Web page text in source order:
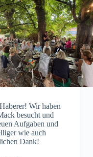
Wir haben
besucht und
Aufgaben und
wie auch
Dank!